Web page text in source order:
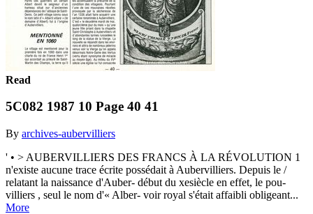
Read
5C082 1987 10 Page 40 41
By archives-aubervilliers
' • > AUBERVILLIERS DES FRANCS À LA RÉVOLUTION 1
n'existe aucune trace écrite possédait à Aubervilliers. Depuis le /
relatant la naissance d'Auber- début du xesiècle en effet, le pou-
villiers , seul le nom d'« Alber- voir royal s'était affaibli obligeant...
More